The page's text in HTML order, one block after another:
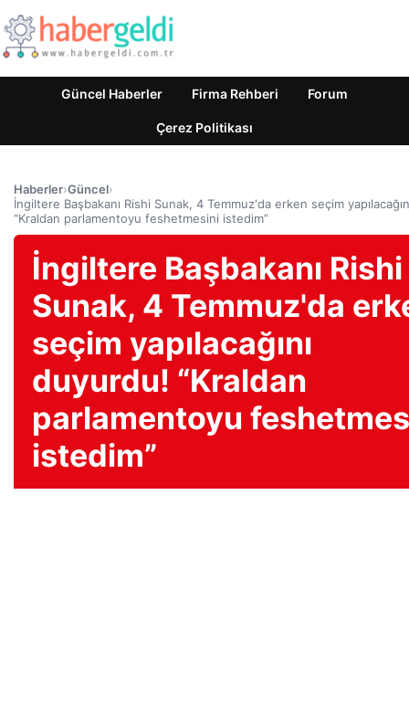
Güncel Haberler Firma Rehberi Forum
Çerez Politikası
Haberler›Güncel›
İngiltere Başbakanı Rishi Sunak, 4 Temmuz'da erken seçim
“Kraldan parlamentoyu feshetmesini istedim”
İngiltere Başbakanı Rishi
Sunak, 4 Temmuz'da
seçim yapılacağını
duyurdu! “Kraldan
parlamentoyu
istedim”